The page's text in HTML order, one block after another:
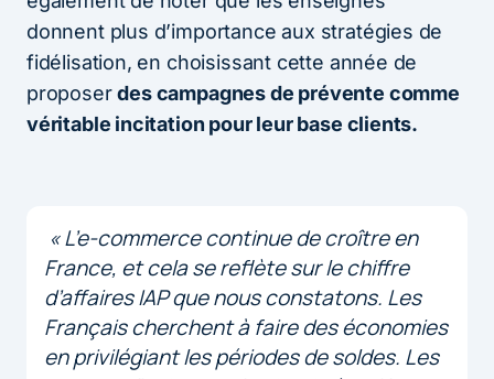
donnent plus d’importance aux stratégies de
fidélisation, en choisissant cette année de
proposerdes campagnes de prévente comme
véritable incitation pour leur base clients.
« L’e-commerce continue de croître en
France, et cela se reflète sur le chiffre
d’affaires IAP que nous constatons. Les
Français cherchent à faire des économies
en privilégiant les périodes de soldes. Les